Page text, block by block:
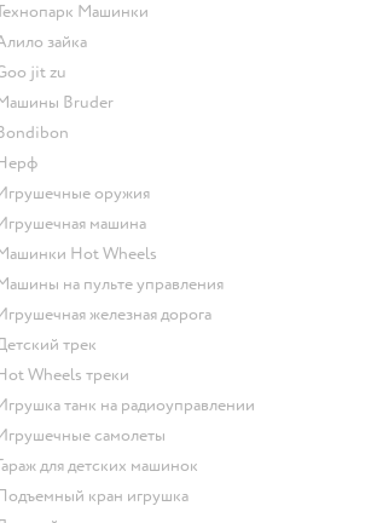
Технопарк Машинки
Алило зайка
Goo jit zu
Машины Bruder
Bondibon
Нерф
Игрушечные оружия
Игрушечная машина
Машинки Hot Wheels
Машины на пульте управления
Игрушечная железная дорога
Детский трек
Hot Wheels треки
Игрушка танк на радиоуправлении
Игрушечные самолеты
Гараж для детских машинок
Подъемный кран игрушка